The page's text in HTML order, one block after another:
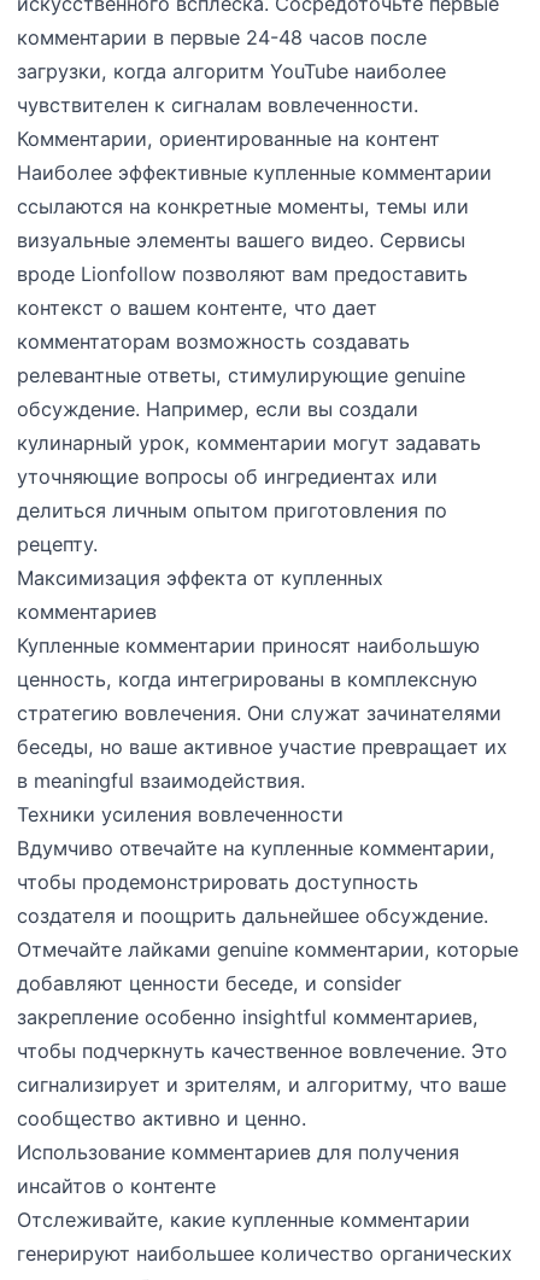
комментарии в первые 24-48 часов после
загрузки, когда алгоритм YouTube наиболее
чувствителен к сигналам вовлеченности.
Комментарии, ориентированные на контент
Наиболее эффективные купленные комментарии
ссылаются на конкретные моменты, темы или
визуальные элементы вашего видео. Сервисы
вроде Lionfollow позволяют вам предоставить
контекст о вашем контенте, что дает
комментаторам возможность создавать
релевантные ответы, стимулирующие genuine
обсуждение. Например, если вы создали
кулинарный урок, комментарии могут задавать
уточняющие вопросы об ингредиентах или
делиться личным опытом приготовления по
рецепту.
Максимизация эффекта от купленных
комментариев
Купленные комментарии приносят наибольшую
ценность, когда интегрированы в комплексную
стратегию вовлечения. Они служат зачинателями
беседы, но ваше активное участие превращает их
в meaningful взаимодействия.
Техники усиления вовлеченности
Вдумчиво отвечайте на купленные комментарии,
чтобы продемонстрировать доступность
создателя и поощрить дальнейшее обсуждение.
Отмечайте лайками genuine комментарии, которые
добавляют ценности беседе, и consider
закрепление особенно insightful комментариев,
чтобы подчеркнуть качественное вовлечение. Это
сигнализирует и зрителям, и алгоритму, что ваше
сообщество активно и ценно.
Использование комментариев для получения
инсайтов о контенте
Отслеживайте, какие купленные комментарии
генерируют наибольшее количество органических